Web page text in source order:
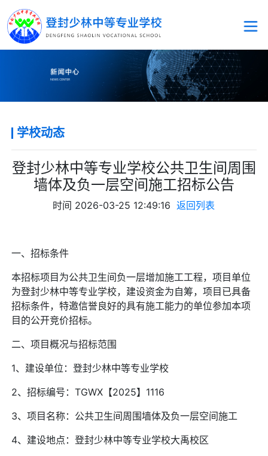
学校动态
登封少林中等专业学校公共卫生间周围
墙体及负一层空间施工招标公告
时间 2026-03-25 12:49:16 返回列表
一、招标条件
本招标项目为公共卫生间负一层增加施工工程，项目单位
为登封少林中等专业学校，建设资金为自筹，项目已具备
招标条件，特邀信誉良好的具有施工能力的单位参加本项
目的公开竞价招标。
二、项目概况与招标范围
1、建设单位：登封少林中等专业学校
2、招标编号：TGWX【2025】1116
3、项目名称：公共卫生间周围墙体及负一层空间施工
4、建设地点：登封少林中等专业学校大禹校区